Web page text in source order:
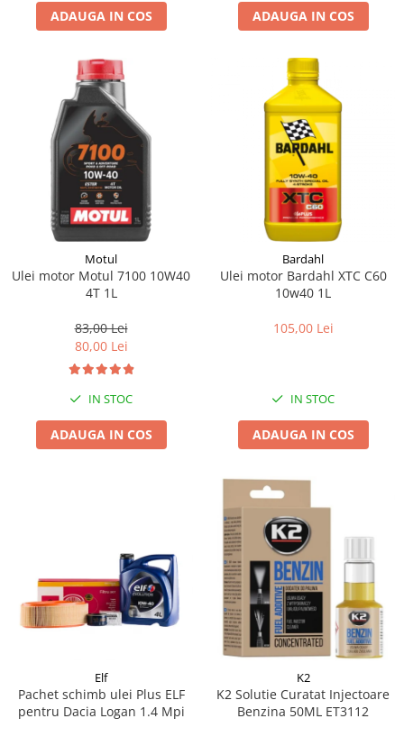
ADAUGA IN COS ADAUGA IN COS
Motul
Ulei motor Motul 7100 10W40
4T 1L
83,00 Lei
80,00 Lei
IN STOC
ADAUGA IN COS
Bardahl
Ulei motor Bardahl XTC C60
10w40 1L
105,00 Lei
IN STOC
ADAUGA IN COS
Elf
Pachet schimb ulei Plus ELF
pentru Dacia Logan 1.4 Mpi
K2
K2 Solutie Curatat Injectoare
Benzina 50ML ET3112